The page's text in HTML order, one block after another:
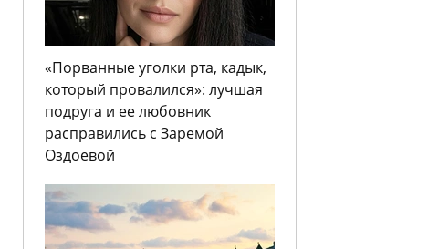
«Порванные уголки рта, кадык,
который провалился»: лучшая
подруга и ее любовник
расправились с Заремой
Оздоевой